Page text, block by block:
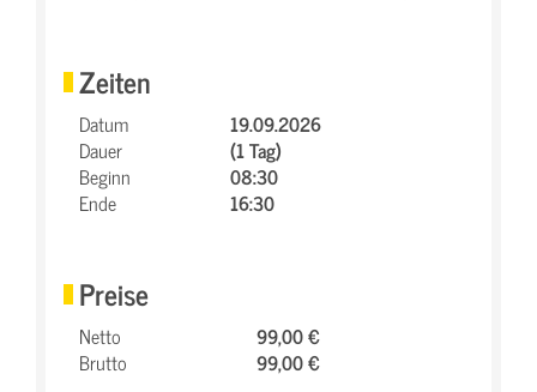
Zeiten
Datum
19.09.2026
Dauer
(1 Tag)
Beginn
08:30
Ende
16:30
Preise
Netto
99,00 €
Brutto
99,00 €